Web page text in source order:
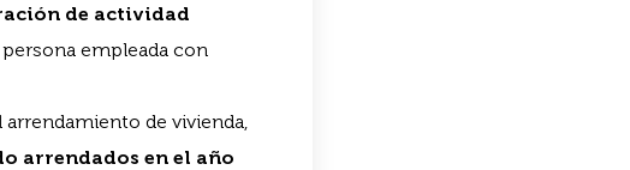
de actividad
persona empleada con
de vivienda,
arrendados en el año